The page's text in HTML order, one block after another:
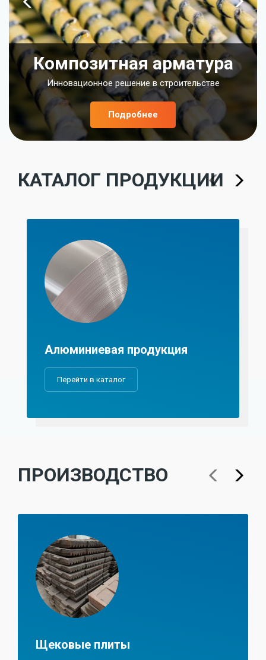
Композитная арматура
Инновационное решение в строительстве
Подробнее
КАТАЛОГ ПРОДУКЦИИ
Алюминиевая продукция
Перейти в каталог
ПРОИЗВОДСТВО
Щековые плиты